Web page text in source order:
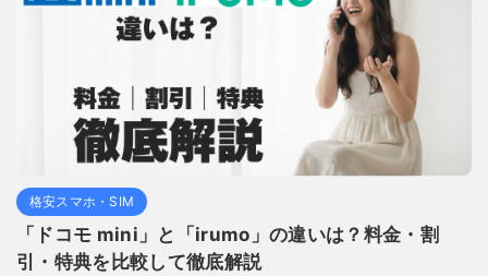
格安スマホ・SIM
「ドコモ mini」と「irumo」の違いは？料金・割
引・特典を比較して徹底解説